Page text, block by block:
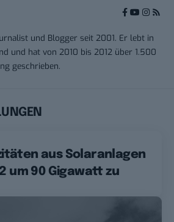
und Blogger seit 2001. Er lebt in
und hat von 2010 bis 2012 über 1.500
geschrieben.
aus Solaranlagen
um 90 Gigawatt zu